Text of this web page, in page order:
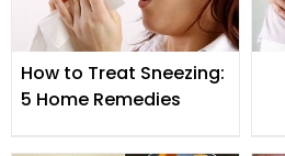
How to Treat Sneezing:
5 Home Remedies